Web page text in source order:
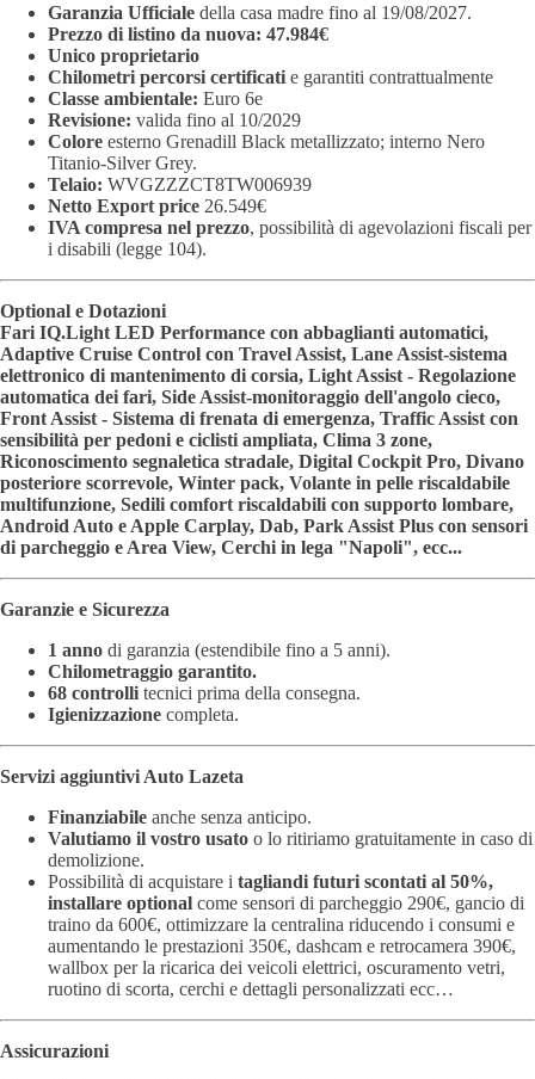
Garanzia Ufficiale della casa madre fino al 19/08/2027.
Prezzo di listino da nuova: 47.984€
Unico proprietario
Chilometri percorsi certificati e garantiti contrattualmente
Classe ambientale: Euro 6e
Revisione: valida fino al 10/2029
Colore esterno Grenadill Black metallizzato; interno Nero
Titanio-Silver Grey.
Telaio: WVGZZZCT8TW006939
Netto Export price 26.549€
IVA compresa nel prezzo, possibilità di agevolazioni fiscali per
i disabili (legge 104).
Optional e Dotazioni
Fari IQ.Light LED Performance con abbaglianti automatici,
Adaptive Cruise Control con Travel Assist, Lane Assist-sistema
elettronico di mantenimento di corsia, Light Assist - Regolazione
automatica dei fari, Side Assist-monitoraggio dell'angolo cieco,
Front Assist - Sistema di frenata di emergenza, Traffic Assist con
sensibilità per pedoni e ciclisti ampliata, Clima 3 zone,
Riconoscimento segnaletica stradale, Digital Cockpit Pro, Divano
posteriore scorrevole, Winter pack, Volante in pelle riscaldabile
multifunzione, Sedili comfort riscaldabili con supporto lombare,
Android Auto e Apple Carplay, Dab, Park Assist Plus con sensori
di parcheggio e Area View, Cerchi in lega "Napoli", ecc...
Garanzie e Sicurezza
1 anno di garanzia (estendibile fino a 5 anni).
Chilometraggio garantito.
68 controlli tecnici prima della consegna.
Igienizzazione completa.
Servizi aggiuntivi Auto Lazeta
Finanziabile anche senza anticipo.
Valutiamo il vostro usato o lo ritiriamo gratuitamente in caso di
demolizione.
Possibilità di acquistare i tagliandi futuri scontati al 50%,
installare optional come sensori di parcheggio 290€, gancio di
traino da 600€, ottimizzare la centralina riducendo i consumi e
aumentando le prestazioni 350€, dashcam e retrocamera 390€,
wallbox per la ricarica dei veicoli elettrici, oscuramento vetri,
ruotino di scorta, cerchi e dettagli personalizzati ecc…
Assicurazioni